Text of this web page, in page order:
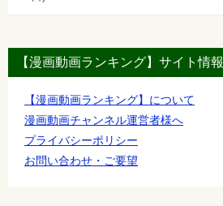
【漫画動画ランキング】サイト情報
【漫画動画ランキング】について
漫画動画チャンネル運営者様へ
プライバシーポリシー
お問い合わせ・ご要望